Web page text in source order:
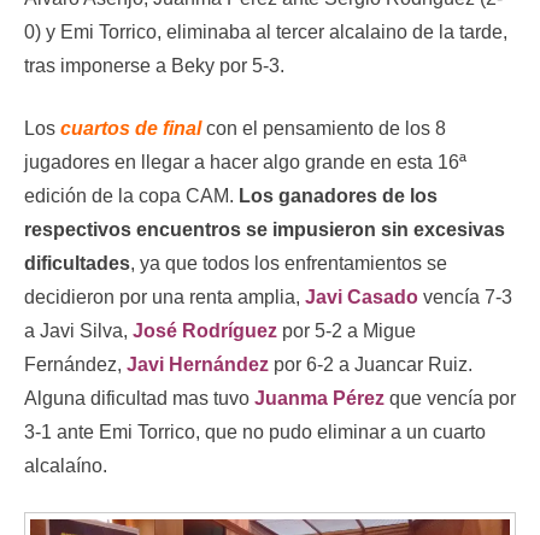
0) y Emi Torrico, eliminaba al tercer alcalaino de la tarde,
tras imponerse a Beky por 5-3.
Los cuartos de finalcon el pensamiento de los 8
jugadores en llegar a hacer algo grande en esta 16ª
edición de la copa CAM. Los ganadores de los
respectivos encuentros se impusieron sin excesivas
dificultades, ya que todos los enfrentamientos se
decidieron por una renta amplia, Javi Casado vencía 7-3
a Javi Silva, José Rodríguez por 5-2 a Migue
Fernández, Javi Hernández por 6-2 a Juancar Ruiz.
Alguna dificultad mas tuvo Juanma Pérez que vencía por
3-1 ante Emi Torrico, que no pudo eliminar a un cuarto
alcalaíno.